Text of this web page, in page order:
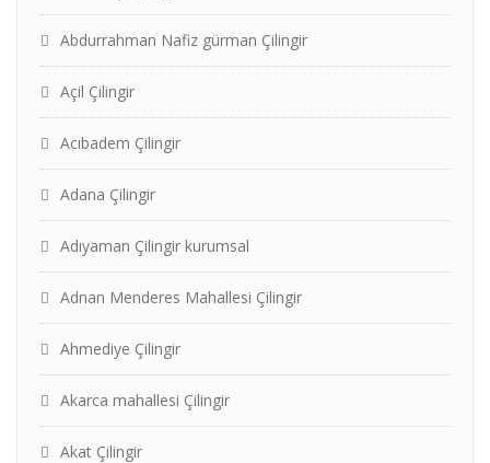
Abdurrahman Nafiz gürman Çilingir
Açil Çilingir
Acıbadem Çilingir
Adana Çilingir
Adıyaman Çilingir kurumsal
Adnan Menderes Mahallesi Çilingir
Ahmediye Çilingir
Akarca mahallesi Çilingir
Akat Çilingir